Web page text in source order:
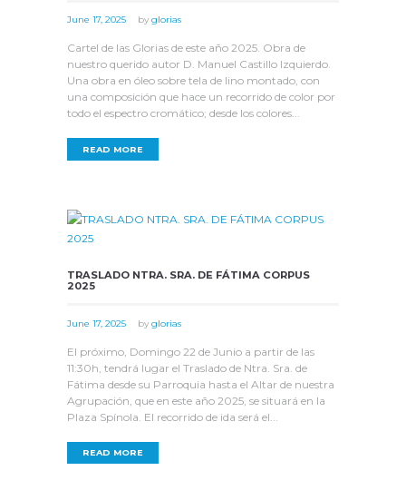
June 17, 2025 by glorias
Cartel de las Glorias de este año 2025. Obra de
nuestro querido autor D. Manuel Castillo Izquierdo.
Una obra en óleo sobre tela de lino montado, con
una composición que hace un recorrido de color por
todo el espectro cromático; desde los colores...
READ MORE
TRASLADO NTRA. SRA. DE FÁTIMA CORPUS
2025
June 17, 2025 by glorias
El próximo, Domingo 22 de Junio a partir de las
11:30h, tendrá lugar el Traslado de Ntra. Sra. de
Fátima desde su Parroquia hasta el Altar de nuestra
Agrupación, que en este año 2025, se situará en la
Plaza Spínola. El recorrido de ida será el...
READ MORE